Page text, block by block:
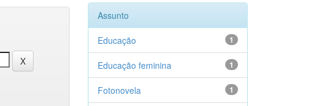
Assunto
1
Educação
1
Educação feminina
1
Fotonovela